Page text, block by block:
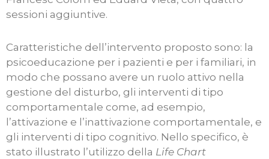
sessioni aggiuntive.
Caratteristiche dell’intervento proposto sono: la
psicoeducazione per i pazienti e per i familiari, in
modo che possano avere un ruolo attivo nella
gestione del disturbo, gli interventi di tipo
comportamentale come, ad esempio,
l’attivazione e l’inattivazione comportamentale, e
gli interventi di tipo cognitivo. Nello specifico, è
stato illustrato l’utilizzo della Life Chart